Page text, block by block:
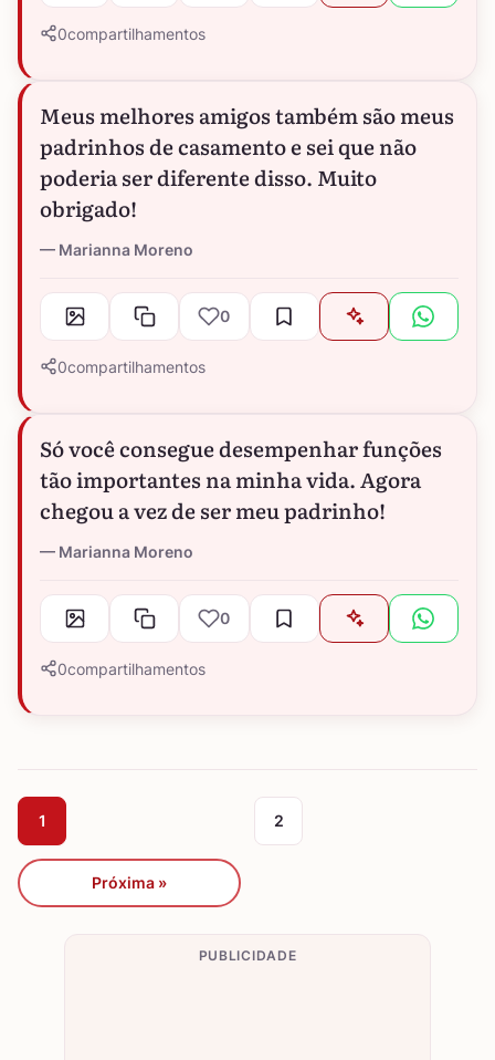
0compartilhamentos
Meus melhores amigos também são meus
padrinhos de casamento e sei que não
poderia ser diferente disso. Muito
obrigado!
Marianna Moreno
0
0compartilhamentos
Só você consegue desempenhar funções
tão importantes na minha vida. Agora
chegou a vez de ser meu padrinho!
Marianna Moreno
0
0compartilhamentos
1 2
Próxima »
PUBLICIDADE